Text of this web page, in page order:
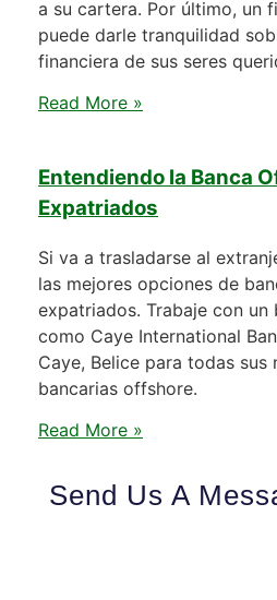
a su cartera. Por último, un
puede darle tranquilidad
financiera de sus seres
Read More »
Entendiendo la Banca
Expatriados
Si va a trasladarse al
las mejores opciones de
expatriados. Trabaje con un
como Caye International
Caye, Belice para todas sus
bancarias offshore.
Read More »
Send Us A